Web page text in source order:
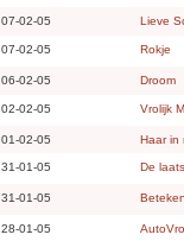
07-02-05 Lieve
07-02-05 Rokje
06-02-05 Droom
02-02-05 Vrolijk
01-02-05 Haar in
31-01-05 De
31-01-05
28-01-05